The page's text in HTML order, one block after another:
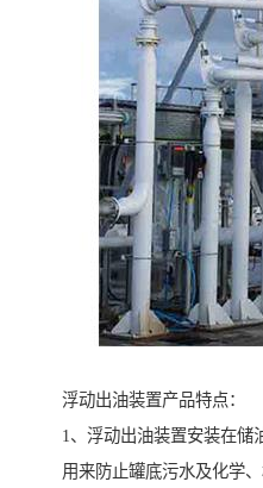
浮动出油装置产品特点：
1、浮动出油装置安装在储
用来防止罐底污水及化学